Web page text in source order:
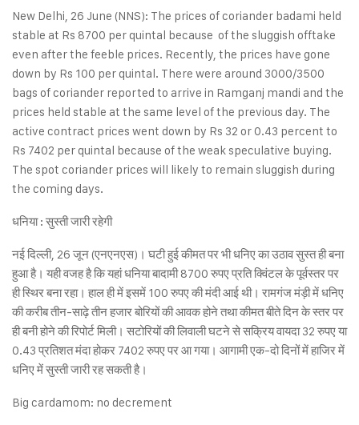
New Delhi, 26 June (NNS): The prices of coriander badami held
stable at Rs 8700 per quintal because of the sluggish offtake
even after the feeble prices. Recently, the prices have gone
down by Rs 100 per quintal. There were around 3000/3500
bags of coriander reported to arrive in Ramganj mandi and the
prices held stable at the same level of the previous day. The
active contract prices went down by Rs 32 or 0.43 percent to
Rs 7402 per quintal because of the weak speculative buying.
The spot coriander prices will likely to remain sluggish during
the coming days.
धनिया : सुस्ती जारी रहेगी
नई दिल्ली, 26 जून (एनएनएस)। घटी हुई कीमत पर भी धनिए का उठाव सुस्त ही बना
हुआ है। यही वजह है कि यहां धनिया बादामी 8700 रुपए प्रति क्विंटल के पूर्वस्तर पर
ही स्थिर बना रहा। हाल ही में इसमें 100 रुपए की मंदी आई थी। रामगंज मंड़ी में धनिए
की करीब तीन-साढ़े तीन हजार बोरियों की आवक होने तथा कीमत बीते दिन के स्तर पर
ही बनी होने की रिपोर्ट मिली। सटोरियों की लिवाली घटने से सक्रिय वायदा 32 रुपए या
0.43 प्रतिशत मंदा होकर 7402 रुपए पर आ गया। आगामी एक-दो दिनों में हाजिर में
धनिए में सुस्ती जारी रह सकती है।
Big cardamom: no decrement